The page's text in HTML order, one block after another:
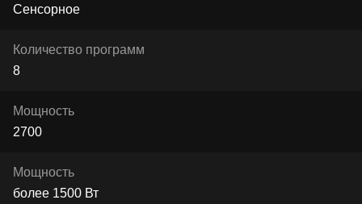
Сенсорное
Количество программ
8
Мощность
2700
Мощность
более 1500 Вт